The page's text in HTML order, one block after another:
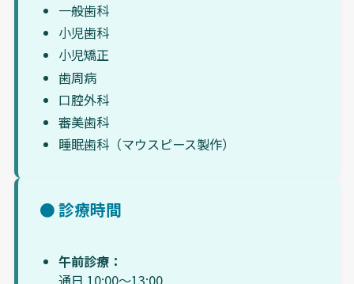
一般歯科
小児歯科
小児矯正
歯周病
口腔外科
審美歯科
睡眠歯科（マウスピース製作）
● 診療時間
午前診療：
通日 10:00〜13:00